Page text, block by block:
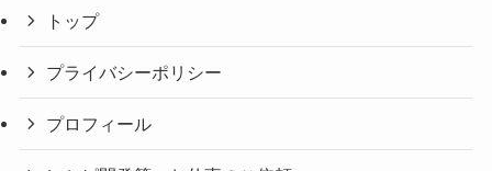
トップ
プライバシーポリシー
プロフィール